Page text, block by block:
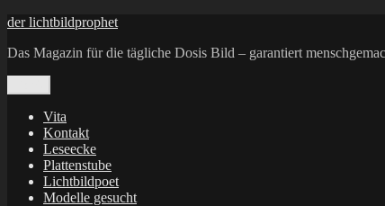
Zum
springen
der lichtbildprophet
Das Magazin für die tägliche Dosis Bild – garantiert
Vita
Kontakt
Leseecke
Plattenstube
Lichtbildpoet
Modelle gesucht